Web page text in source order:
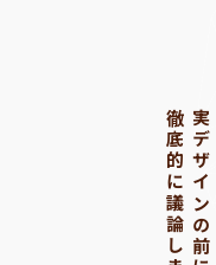
実デザインの前に
徹底的に議論します。